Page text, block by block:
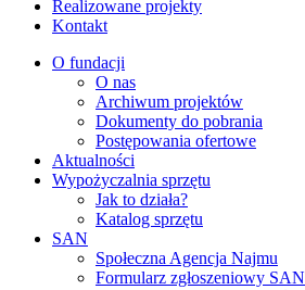
Realizowane projekty
Kontakt
O fundacji
O nas
Archiwum projektów
Dokumenty do pobrania
Postępowania ofertowe
Aktualności
Wypożyczalnia sprzętu
Jak to działa?
Katalog sprzętu
SAN
Społeczna Agencja Najmu
Formularz zgłoszeniowy SAN